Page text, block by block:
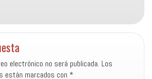
electrónico no será publicada. Los
están marcados con *